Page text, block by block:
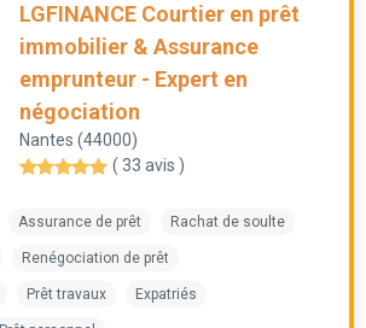
LGFINANCE Courtier en prêt
immobilier & Assurance
emprunteur - Expert en
négociation
Nantes (44000)
( 33 avis )
Assurance de prêt Rachat de soulte
Renégociation de prêt
Prêt travaux Expatriés